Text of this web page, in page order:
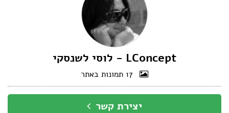
LConcept - לוסי לשנסקי
17 תמונות באתר
יצירת קשר
התאמה לעיוורי צבעים
התאמה לכבדי ראיה
תצוגה רגילה